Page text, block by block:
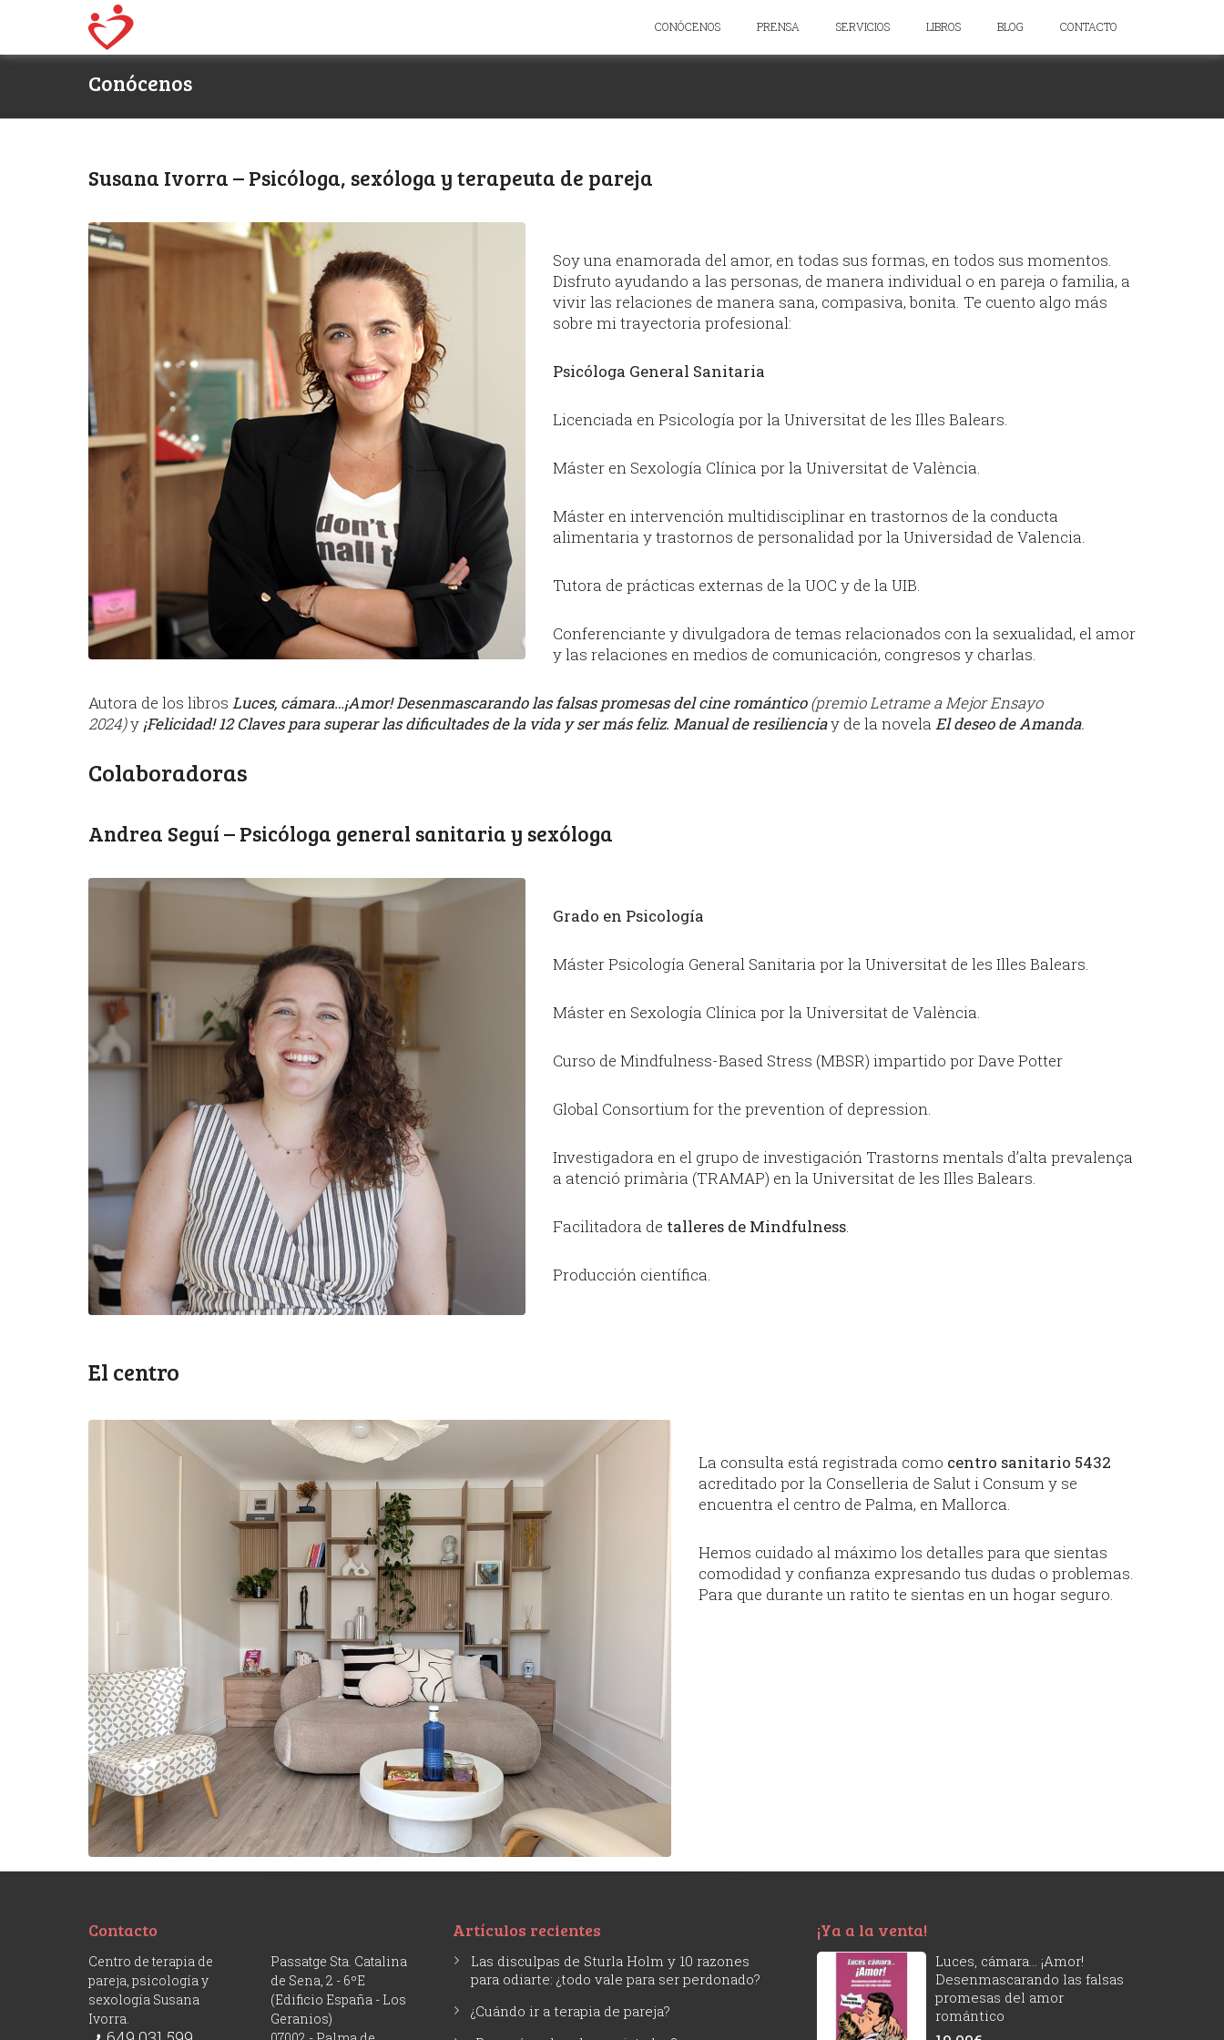
CONÓCENOS PRENSA SERVICIOS LIBROS BLOG CONTACTO
Conócenos
Susana Ivorra – Psicóloga, sexóloga y terapeuta de pareja
Soy una enamorada del amor, en todas sus formas, en todos sus momentos.
Disfruto ayudando a las personas, de manera individual o en pareja o familia, a
vivir las relaciones de manera sana, compasiva, bonita. Te cuento algo más
sobre mi trayectoria profesional:
Psicóloga General Sanitaria
Licenciada en Psicología por la Universitat de les Illes Balears.
Máster en Sexología Clínica por la Universitat de València.
Máster en intervención multidisciplinar en trastornos de la conducta
alimentaria y trastornos de personalidad por la Universidad de Valencia.
Tutora de prácticas externas de la UOC y de la UIB.
Conferenciante y divulgadora de temas relacionados con la sexualidad, el amor
y las relaciones en medios de comunicación, congresos y charlas.
Autora de los librosLuces, cámara…¡Amor! Desenmascarando las falsas promesas del cine romántico(premio Letrame a Mejor Ensayo
2024)y¡Felicidad! 12 Claves para superar las dificultades de la vida y ser más feliz. Manual de resilienciay de la novelaEl deseo de Amanda.
Colaboradoras
Andrea Seguí – Psicóloga general sanitaria y sexóloga
Grado en Psicología
Máster Psicología General Sanitaria por la Universitat de les Illes Balears.
Máster en Sexología Clínica por la Universitat de València.
Curso de Mindfulness-Based Stress (MBSR) impartido por Dave Potter
Global Consortium for the prevention of depression.
Investigadora en el grupo de investigación Trastorns mentals d’alta prevalença
a atenció primària (TRAMAP) en la Universitat de les Illes Balears.
Facilitadora detalleres de Mindfulness.
Producción científica.
El centro
La consulta está registrada comocentro sanitario 5432
acreditado por la Conselleria de Salut i Consum y se
encuentra el centro de Palma, en Mallorca.
Hemos cuidado al máximo los detalles para que sientas
comodidad y confianza expresando tus dudas o problemas.
Para que durante un ratito te sientas en un hogar seguro.
Contacto
Centro de terapia de
pareja, psicología y
sexología Susana
Ivorra.
Passatge Sta. Catalina
de Sena, 2 - 6ºE
(Edificio España - Los
Geranios)
Artículos recientes
Las disculpas de Sturla Holm y 10 razones
para odiarte: ¿todo vale para ser perdonado?
¿Cuándo ir a terapia de pareja?
¡Ya a la venta!
Luces, cámara... ¡Amor!
Desenmascarando las falsas
promesas del amor
romántico
exclusivo para suscriptores.
×